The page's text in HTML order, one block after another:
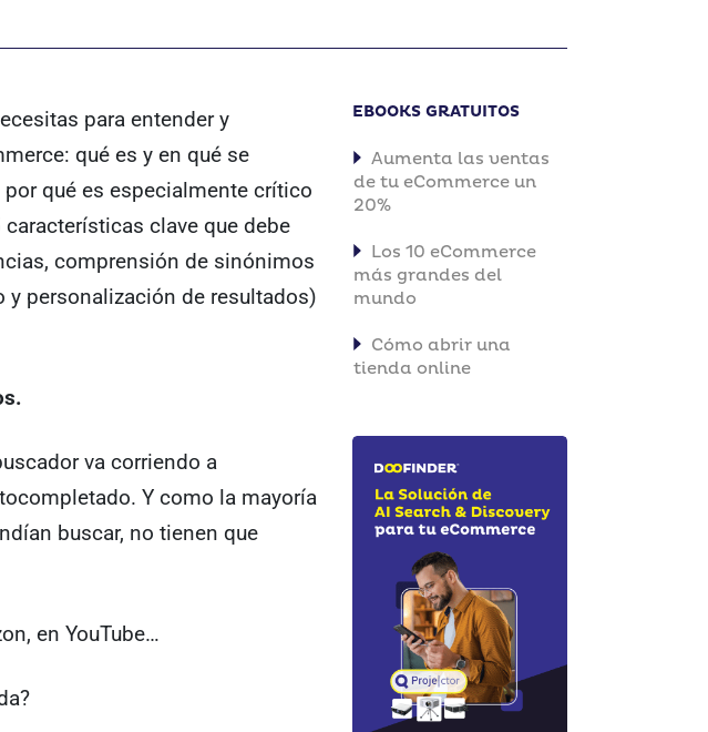
para entender y
qué es y en qué se
qué es especialmente crítico
clave que debe
comprensión de sinónimos
y personalización de resultados)
va corriendo a
Y como la mayoría
buscar, no tienen que
en YouTube…
EBOOKS GRATUITOS
Aumenta las ventas
de tu eCommerce un
20%
Los 10 eCommerce
más grandes del
mundo
Cómo abrir una
tienda online